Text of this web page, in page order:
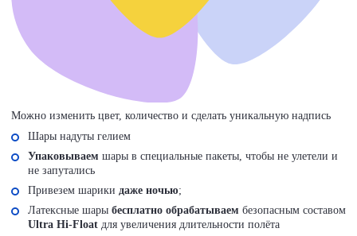
Можно изменить цвет, количество и сделать уникальную надпись
Шары надуты гелием
Упаковываем шары в специальные пакеты, чтобы не улетели и
не запутались
Привезем шарики даже ночью;
Латексные шары бесплатно обрабатываем безопасным составом
Ultra Hi-Float для увеличения длительности полёта